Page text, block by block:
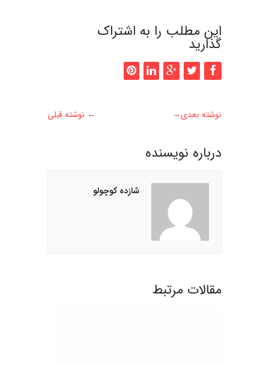
این مطلب را به اشتراک
گذارید
← نوشته قبلی نوشته بعدی→
درباره نويسنده
شازده کوچولو
مقالات مرتبط